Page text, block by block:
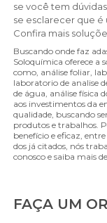
se você tem
se esclarecer que é
Confira mais
Buscando onde faz
Soloquímica oferece a
como, análise foliar,
laboratorio de analise
de água, análise física
aos investimentos da
qualidade, buscando
produtos e trabalhos.
benefício e eficaz,
dos já citados, nós
conosco e saiba mais
FAÇA UM